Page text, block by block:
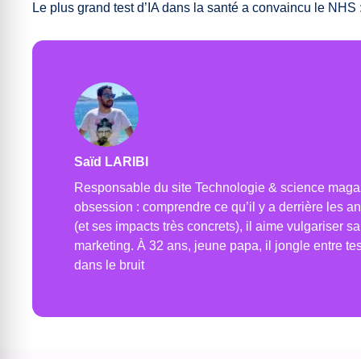
Le plus grand test d’IA dans la santé a convaincu le
Saïd LARIBI
Responsable du site Technologie & science
obsession : comprendre ce qu’il y a derrière les
(et ses impacts très concrets), il aime vulgariser
marketing. À 32 ans, jeune papa, il jongle entre
dans le bruit